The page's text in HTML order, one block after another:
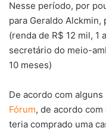
Nesse período, por
para Geraldo
(renda de R$ 12 mil, 1
secretário do meio-
10 meses)
De acordo com
Fórum, de acordo
teria comprado uma